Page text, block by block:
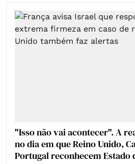
"Isso não vai acontecer". A
no dia em que Reino Unido,
Portugal reconhecem Estado